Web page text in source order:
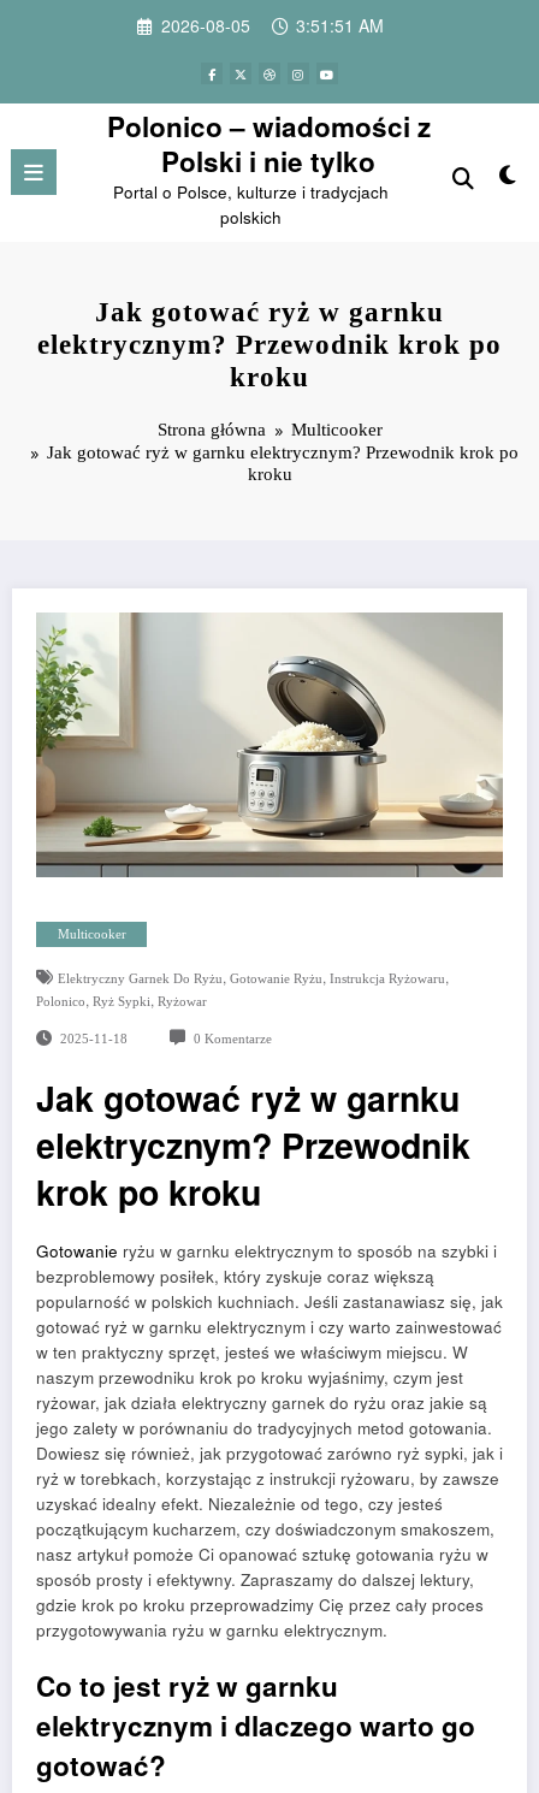
2026-08-05 3:51:52 AM
Polonico – wiadomości z
Polski i nie tylko
Portal o Polsce, kulturze i tradycjach
polskich
Jak gotować ryż w garnku
elektrycznym? Przewodnik krok po
kroku
Strona główna
Multicooker
Jak gotować ryż w garnku elektrycznym? Przewodnik krok po
kroku
Multicooker
Elektryczny Garnek Do Ryżu, Gotowanie Ryżu, Instrukcja Ryżowaru,
Polonico, Ryż Sypki, Ryżowar
2025-11-18 0 Komentarze
Jak gotować ryż w garnku
elektrycznym? Przewodnik
krok po kroku
Gotowanie ryżu w garnku elektrycznym to sposób na szybki i
bezproblemowy posiłek, który zyskuje coraz większą
popularność w polskich kuchniach. Jeśli zastanawiasz się, jak
gotować ryż w garnku elektrycznym i czy warto zainwestować
w ten praktyczny sprzęt, jesteś we właściwym miejscu. W
naszym przewodniku krok po kroku wyjaśnimy, czym jest
ryżowar, jak działa elektryczny garnek do ryżu oraz jakie są
jego zalety w porównaniu do tradycyjnych metod gotowania.
Dowiesz się również, jak przygotować zarówno ryż sypki, jak i
ryż w torebkach, korzystając z instrukcji ryżowaru, by zawsze
uzyskać idealny efekt. Niezależnie od tego, czy jesteś
początkującym kucharzem, czy doświadczonym smakoszem,
nasz artykuł pomoże Ci opanować sztukę gotowania ryżu w
sposób prosty i efektywny. Zapraszamy do dalszej lektury,
gdzie krok po kroku przeprowadzimy Cię przez cały proces
przygotowywania ryżu w garnku elektrycznym.
Co to jest ryż w garnku
elektrycznym i dlaczego warto go
gotować?